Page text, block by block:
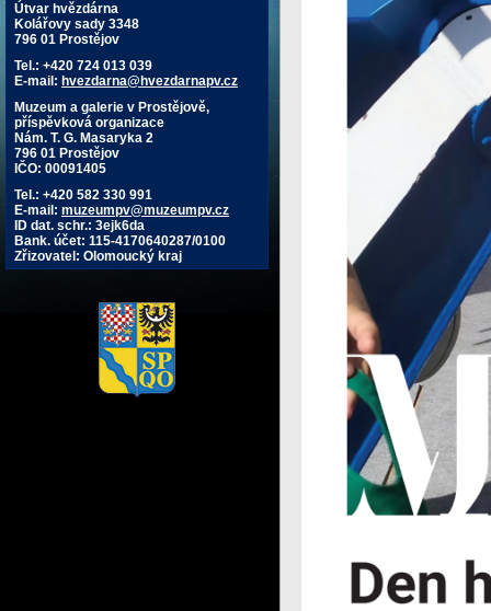
Útvar hvězdárna
Kolářovy sady 3348
796 01 Prostějov
Tel.: +420 724 013 039
E-mail: hvezdarna@hvezdarnapv.cz
Muzeum a galerie v Prostějově,
příspěvková organizace
Nám. T. G. Masaryka 2
796 01 Prostějov
IČO: 00091405
Tel.: +420 582 330 991
E-mail: muzeumpv@muzeumpv.cz
ID dat. schr.: 3ejk6da
Bank. účet: 115-4170640287/0100
Zřizovatel: Olomoucký kraj